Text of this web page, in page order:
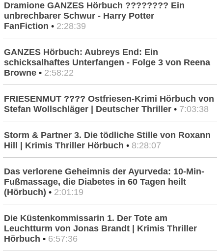
Dramione GANZES Hörbuch ????‍???? Ein
unbrechbarer Schwur - Harry Potter
FanFiction • 2:28:39
GANZES Hörbuch: Aubreys End: Ein
schicksalhaftes Unterfangen - Folge 3 von Reena
Browne • 2:58:22
FRIESENMUT ???? Ostfriesen-Krimi Hörbuch von
Stefan Wollschläger | Deutscher Thriller • 7:03:38
Storm & Partner 3. Die tödliche Stille von Roxann
Hill | Krimis Thriller Hörbuch • 8:28:07
Das verlorene Geheimnis der Ayurveda: 10-Min-
Fußmassage, die Diabetes in 60 Tagen heilt
(Hörbuch) • 2:01:19
Die Küstenkommissarin 1. Der Tote am
Leuchtturm von Jonas Brandt | Krimis Thriller
Hörbuch • 6:57:36